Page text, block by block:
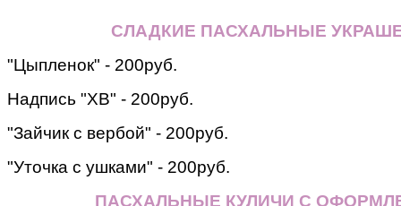
СЛАДКИЕ ПАСХАЛЬНЫЕ
"Цыпленок" - 200руб.
Надпись "ХВ" - 200руб.
"Зайчик с вербой" - 200руб.
"Уточка с ушками" - 200руб.
ПАСХАЛЬНЫЕ КУЛИЧИ С